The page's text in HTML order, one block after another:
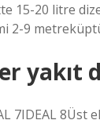
15-20 litre
2-9
yakıt
7IDEAL 8Üst